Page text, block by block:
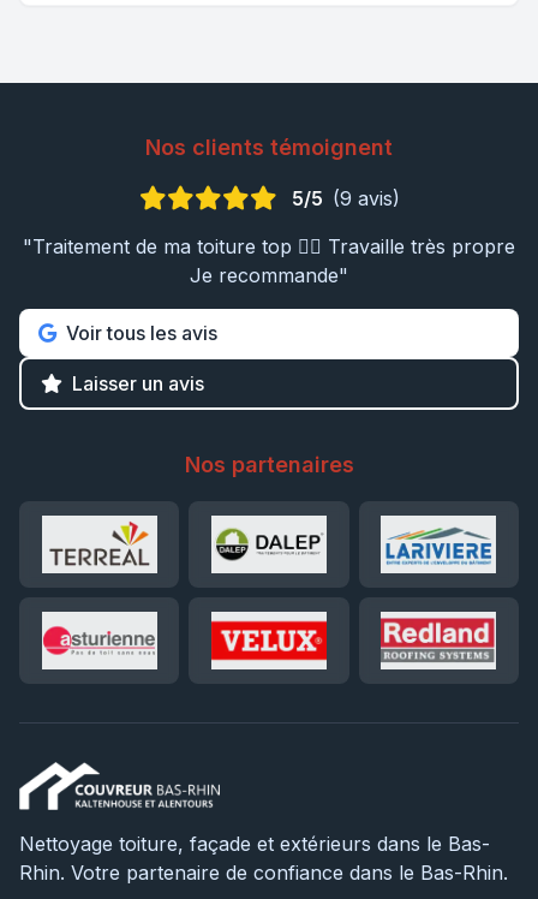
Nos clients témoignent
5/5 (9 avis)
"Traitement de ma toiture top 👍🏼 Travaille très propre
Je recommande"
Voir tous les avis
Laisser un avis
Nos partenaires
Nettoyage toiture, façade et extérieurs dans le Bas-
Rhin. Votre partenaire de confiance dans le Bas-Rhin.